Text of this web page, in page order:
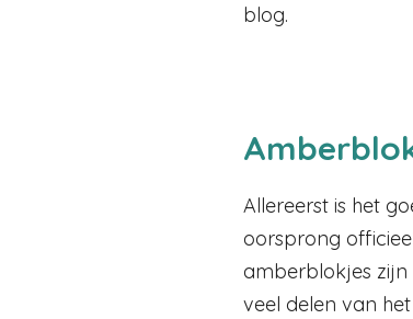
blog.
Allereerst is het
oorsprong
amberblokjes
veel delen van